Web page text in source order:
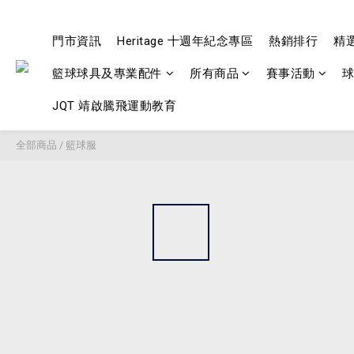
門市資訊 Heritage 十週年紀念專區 熱銷排行 精
籃球球具及專業配件 所有商品 賽事活動
JQT 靖啟騰飛運動教育
全部商品 / 籃球服